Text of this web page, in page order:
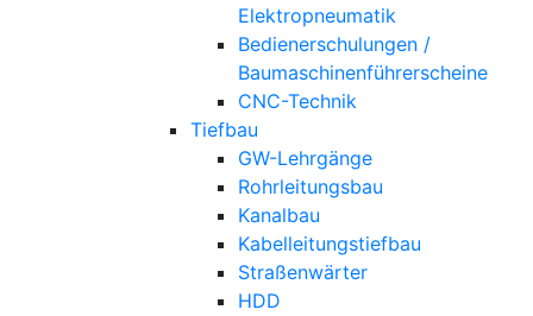
Elektropneumatik
Bedienerschulungen /
Baumaschinenführerscheine
CNC-Technik
Tiefbau
GW-Lehrgänge
Rohrleitungsbau
Kanalbau
Kabelleitungstiefbau
Straßenwärter
HDD